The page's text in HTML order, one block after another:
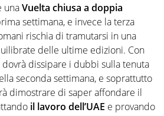
unaVuelta chiusa a doppia
settimana, e invece la terza
rischia di tramutarsi in una
delle ultime edizioni. Con
dovrà dissipare i dubbi sulla tenuta
seconda settimana, e soprattutto
dimostrare di saper affondare il
il lavoro dell’UAE e provando